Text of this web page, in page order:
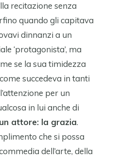
recitazione senza
quando gli capitava
dinnanzi a un
‘protagonista’, ma
se la sua timidezza
succedeva in tanti
per un
in lui anche di
attore: la grazia.
che si possa
dell’arte, della